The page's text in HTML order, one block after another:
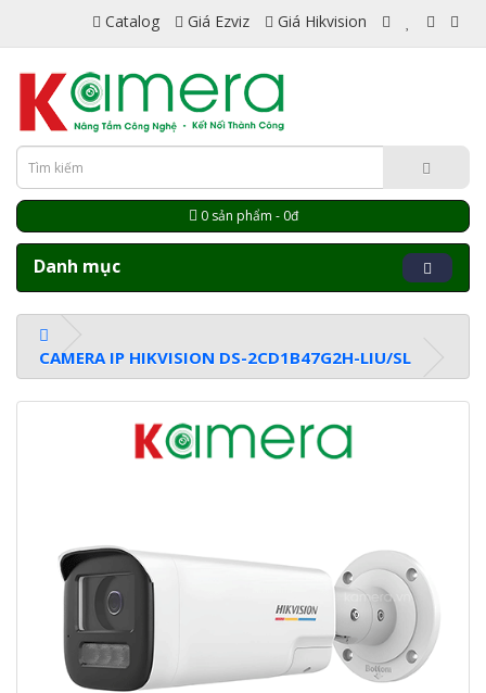
Catalog Giá Ezviz Giá Hikvision
0 sản phẩm - 0đ
Danh mục
CAMERA IP HIKVISION DS-2CD1B47G2H-LIU/SL